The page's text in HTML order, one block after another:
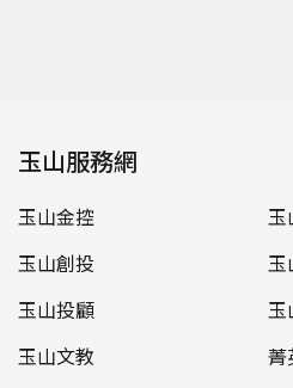
玉山服務網
玉山金控
玉
玉山創投
玉
玉山投顧
玉
玉山文教
菁